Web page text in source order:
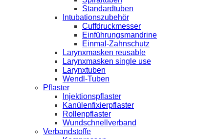
Standardtuben
Intubationszubehör
Cuffdruckmesser
Einführungsmandrine
Einmal-Zahnschutz
Larynxmasken reusable
Larynxmasken single use
Larynxtuben
Wendl-Tuben
Pflaster
Injektionspflaster
Kanülenfixierpflaster
Rollenpflaster
Wundschnellverband
Verbandstoffe